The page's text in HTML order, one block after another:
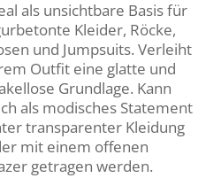
als unsichtbare Basis für
Kleider, Röcke,
und Jumpsuits. Verleiht
Outfit eine glatte und
Grundlage. Kann
als modisches Statement
transparenter Kleidung
mit einem offenen
getragen werden.